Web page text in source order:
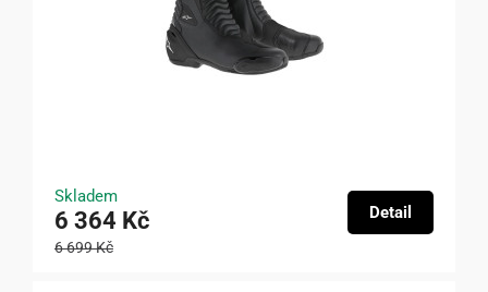
Skladem
6 364 Kč
6 699 Kč
Detail